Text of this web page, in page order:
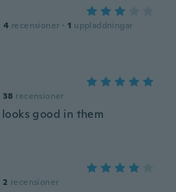
4 recensioner · 1 uppladdningar
38 recensioner
good in them
2 recensioner